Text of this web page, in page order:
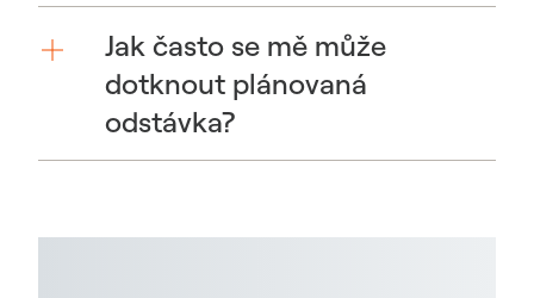
Jak často se mě může
dotknout plánovaná
odstávka?